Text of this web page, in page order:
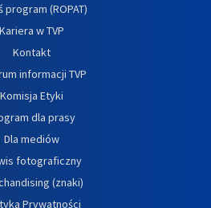
program (ROPAT)
Kariera w TVP
Kontakt
informacji TVP
Komisja Etyki
dla prasy
Dla mediów
fotograficzny
(znaki)
Prywatności